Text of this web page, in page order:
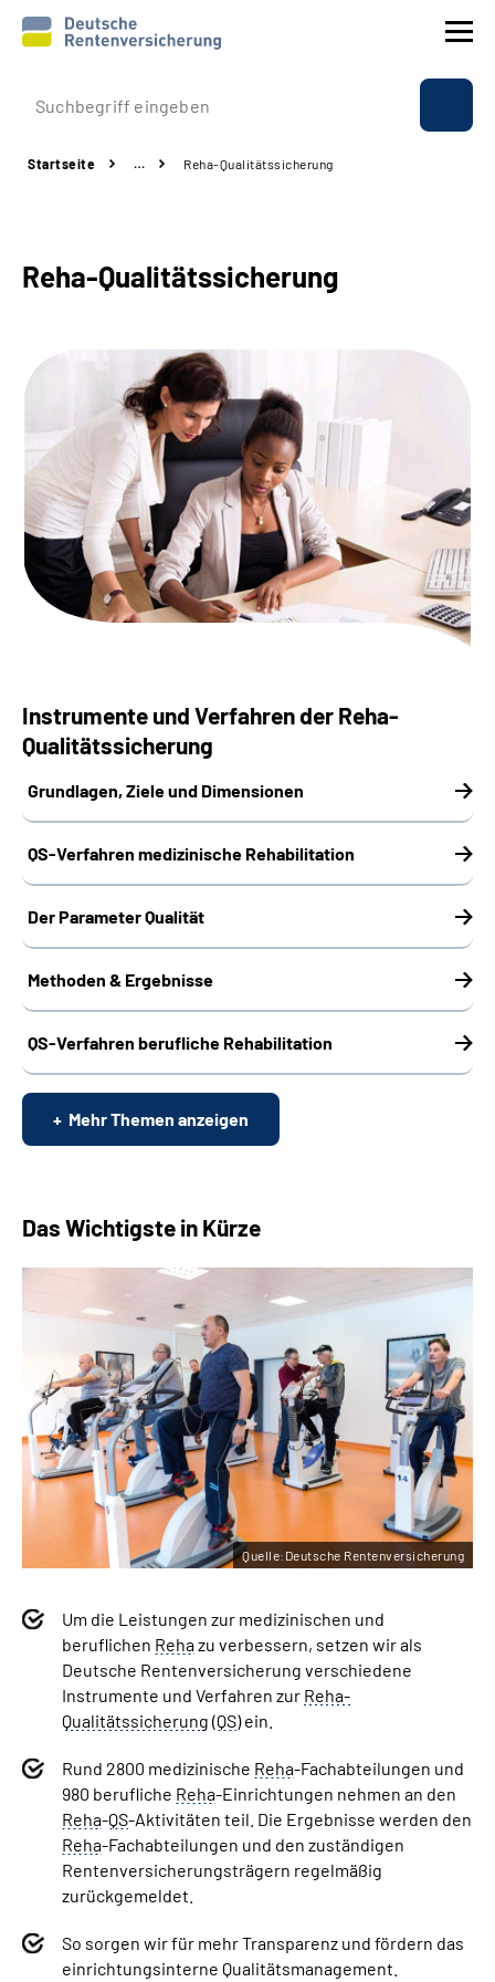
Prävention
Experten
Über uns & Presse
Online-Services
Suche
Language
Leichte Sprache
Mein Kundenportal
Startseite … Reha-Qualitätssicherung
Reha-Qualitätssicherung
Instrumente und Verfahren der Reha-
Qualitätssicherung
Grundlagen, Ziele und Dimensionen
QS-Verfahren medizinische Rehabilitation
Der Parameter Qualität
Methoden & Ergebnisse
QS-Verfahren berufliche Rehabilitation
Mehr Themen anzeigen
Das Wichtigste in Kürze
Um die Leistungen zur medizinischen und
beruflichen Rehazu verbessern, setzen wir als
Deutsche Rentenversicherung verschiedene
Instrumente und Verfahren zur Reha-
Qualitätssicherung (QS) ein.
Rund 2800 medizinische Reha-Fachabteilungen und
980 berufliche Reha-Einrichtungen nehmen an den
Reha-QS-Aktivitäten teil. Die Ergebnisse werden den
Reha-Fachabteilungen und den zuständigen
Rentenversicherungsträgern regelmäßig
zurückgemeldet.
So sorgen wir für mehr Transparenz und fördern das
einrichtungsinterne Qualitätsmanagement.
Quelle:Deutsche Rentenversicherung